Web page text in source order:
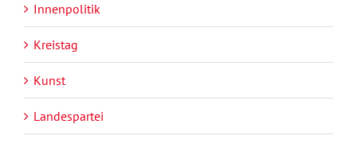
Innenpolitik
Kreistag
Kunst
Landespartei